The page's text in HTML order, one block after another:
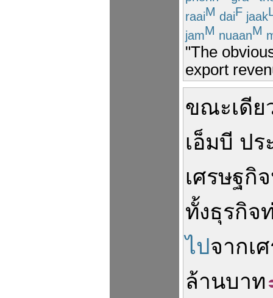
raaiM daiF jaak
jamM nuaanM
"The
export
ขณะเดีย
เอ็มบี ปร
เศรษฐกิ
ทั้งธุรกิจ
ไปจากเ
ล้านบาท